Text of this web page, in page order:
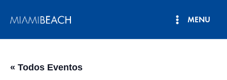
para
MENU
« Todos Eventos